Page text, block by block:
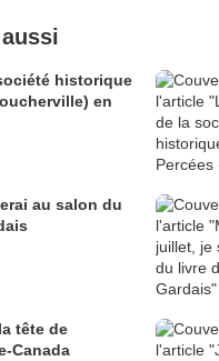
historique
en
au salon du
tête de
Canada